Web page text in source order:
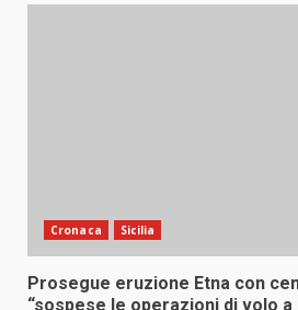
Cronaca Sicilia
Prosegue eruzione Etna con
“sospese le operazioni di volo a